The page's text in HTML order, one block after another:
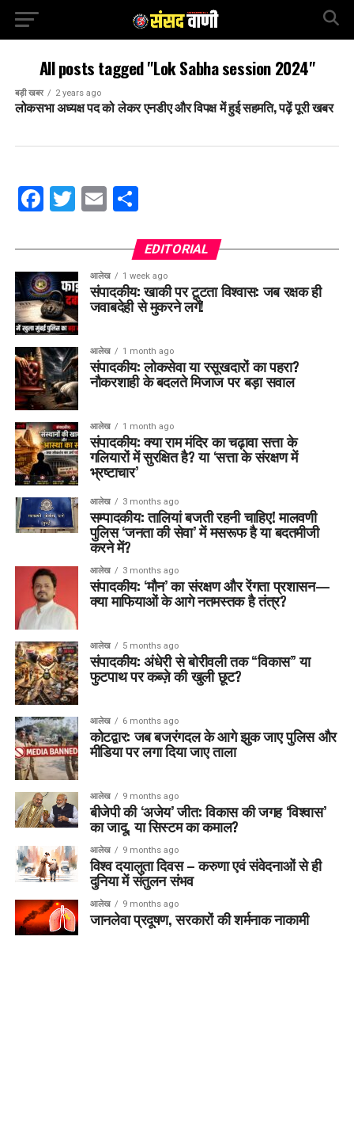
All posts tagged "Lok Sabha session 2024"
बड़ी खबर 2 years ago
लोकसभा अध्यक्ष पद को लेकर एनडीए और विपक्ष में हुई सहमति, पढ़ें पूरी खबर
Facebook
Twitter
EmailShare
EDITORIAL
आलेख 1 week ago
संपादकीय: खाकी पर टूटता विश्वास: जब रक्षक ही
जवाबदेही से मुकरने लगें!
आलेख 1 month ago
संपादकीय: लोकसेवा या रसूखदारों का पहरा?
नौकरशाही के बदलते मिजाज पर बड़ा सवाल
आलेख 1 month ago
संपादकीय: क्या राम मंदिर का चढ़ावा सत्ता के
गलियारों में सुरक्षित है? या ‘सत्ता के संरक्षण में
भ्रष्टाचार’
आलेख 3 months ago
सम्पादकीय: तालियां बजती रहनी चाहिए! मालवणी
पुलिस ‘जनता की सेवा’ में मसरूफ है या बदतमीजी
करने में?
आलेख 3 months ago
संपादकीय: ‘मौन’ का संरक्षण और रेंगता प्रशासन—
क्या माफियाओं के आगे नतमस्तक है तंत्र?
आलेख 5 months ago
संपादकीय: अंधेरी से बोरीवली तक “विकास” या
फुटपाथ पर कब्ज़े की खुली छूट?
आलेख 6 months ago
कोटद्वार: जब बजरंगदल के आगे झुक जाए पुलिस और
मीडिया पर लगा दिया जाए ताला
आलेख 9 months ago
बीजेपी की ‘अजेय’ जीत: विकास की जगह ‘विश्वास’
का जादू, या सिस्टम का कमाल?
आलेख 9 months ago
विश्व दयालुता दिवस – करुणा एवं संवेदनाओं से ही
दुनिया में संतुलन संभव
आलेख 9 months ago
जानलेवा प्रदूषण, सरकारों की शर्मनाक नाकामी